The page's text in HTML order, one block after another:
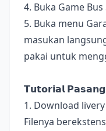
4. Buka Game
5. Buka menu
masukan
pakai untuk
𝗧𝘂𝘁𝗼𝗿𝗶𝗮𝗹
1. Download
Filenya